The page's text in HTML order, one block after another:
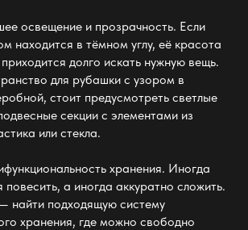
освещение и прозрачность. Если
находится в тёмном углу, её красота
долго искать нужную вещь.
для рубашки с узором в
стоит предусмотреть светлые
секции с элементамииз
или стекла.
хранения. Иногда
повесить, а иногда аккуратно сложить.
найти подходящую систему
хранения, где можно свободно